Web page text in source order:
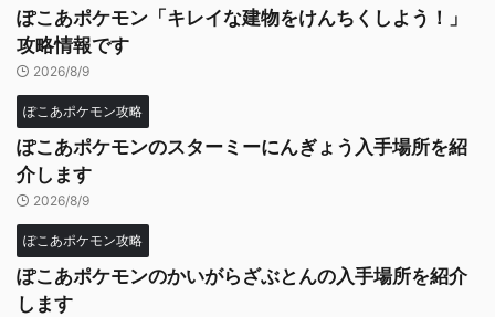
ぽこあポケモン「キレイな建物をけんちくしよう！」
攻略情報です
2026/8/9
ぽこあポケモン攻略
ぽこあポケモンのスターミーにんぎょう入手場所を紹
介します
2026/8/9
ぽこあポケモン攻略
ぽこあポケモンのかいがらざぶとんの入手場所を紹介
します